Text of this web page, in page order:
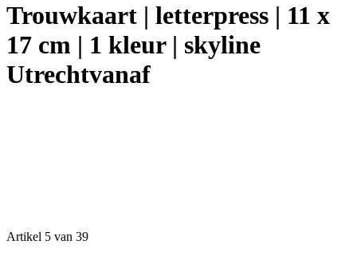
Trouwkaart | letterpress | 11 x
17 cm | 1 kleur | skyline
Utrechtvanaf
Artikel 5 van 39